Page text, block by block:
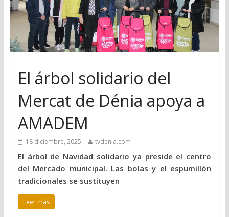
El árbol solidario del
Mercat de Dénia apoya a
AMADEM
18 diciembre, 2025 tvdenia.com
El árbol de Navidad solidario ya preside el centro
del Mercado municipal. Las bolas y el espumillón
tradicionales se sustituyen
Leer más